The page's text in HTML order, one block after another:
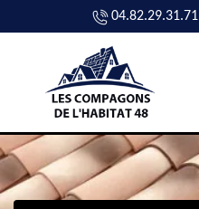
04.82.29.31.71